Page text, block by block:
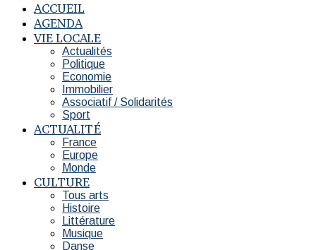
ACCUEIL
AGENDA
VIE LOCALE
Actualités
Politique
Economie
Immobilier
Associatif / Solidarités
Sport
ACTUALITÉ
France
Europe
Monde
CULTURE
Tous arts
Histoire
Littérature
Musique
Danse